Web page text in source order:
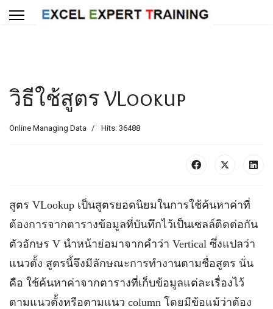
วิธีใช้สูตร VLookup
Online Managing Data Hits: 36488
สูตร VLookup เป็นสูตรยอดนิยมในการใช้ค้นหาค่าที่
ต้องการจากตารางข้อมูลที่บันทึกไว้เป็นเซลล์ติดต่อกัน
ตัวอักษร V นำหน้าย่อมาจากคำว่า Vertical ซึ่งแปลว่า
แนวตั้ง สูตรนี้จึงมีลักษณะการทำงานตามชื่อสูตร นั่น
คือ ใช้ค้นหาค่าจากตารางที่เก็บข้อมูลแต่ละเรื่องไว้
ตามแนวตั้งหรือตามแนว column โดยมีข้อแม้ว่าต้อง